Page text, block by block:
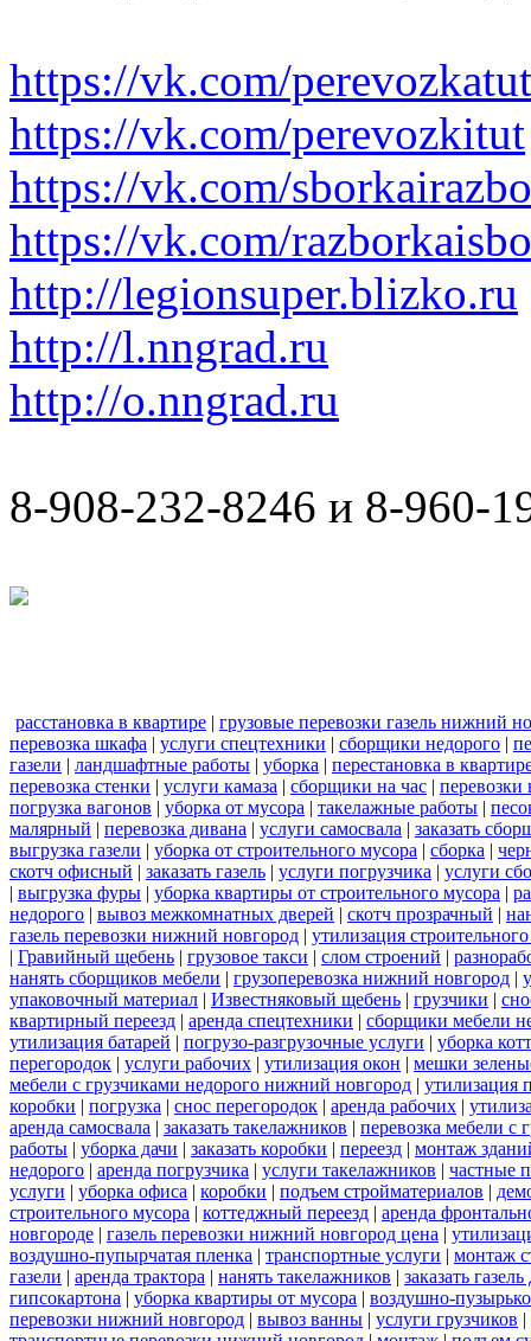
https://vk.com/perevozkatut
https://vk.com/perevozkitut
https://vk.com/
https://vk.com/
http://legionsuper.blizko.ru
http://l.nngrad.ru
http://o.nngrad.ru
8-908-232-8246 и 8-960-
расстановка в квартире | грузовые перевозки газель нижний
перевозка шкафа | услуги спецтехники | сборщики недорого |
газели | ландшафтные работы | уборка | перестановка в
перевозка стенки | услуги камаза | сборщики на час | перевозки
погрузка вагонов | уборка от мусора | такелажные работы |
малярный | перевозка дивана | услуги самосвала | заказать
выгрузка газели | уборка от строительного мусора | сборка |
скотч офисный | заказать газель | услуги погрузчика | услуги
| выгрузка фуры | уборка квартиры от строительного мусора |
недорого | вывоз межкомнатных дверей | скотч прозрачный |
газель перевозки нижний новгород | утилизация
| Гравийный щебень | грузовое такси | слом строений |
нанять сборщиков мебели | грузоперевозка нижний новгород |
упаковочный материал | Известняковый щебень | грузчики |
квартирный переезд | аренда спецтехники | сборщики мебели
утилизация батарей | погрузо-разгрузочные услуги | уборка
перегородок | услуги рабочих | утилизация окон | мешки
мебели с грузчиками недорого нижний новгород | утилизация
коробки | погрузка | снос перегородок | аренда рабочих |
аренда самосвала | заказать такелажников | перевозка мебели с
работы | уборка дачи | заказать коробки | переезд | монтаж
недорого | аренда погрузчика | услуги такелажников | частные
услуги | уборка офиса | коробки | подъем стройматериалов |
строительного мусора | коттеджный переезд | аренда
новгороде | газель перевозки нижний новгород цена |
воздушно-пупырчатая пленка | транспортные услуги | монтаж
газели | аренда трактора | нанять такелажников | заказать
гипсокартона | уборка квартиры от мусора | воздушно-
перевозки нижний новгород | вывоз ванны | услуги грузчиков |